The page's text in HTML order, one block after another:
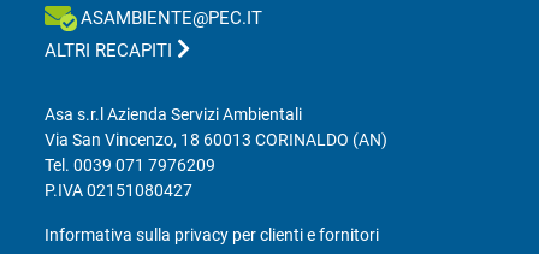
ASAMBIENTE@PEC.IT
ALTRI RECAPITI
Asa s.r.l Azienda Servizi Ambientali
Via San Vincenzo, 18 60013 CORINALDO (AN)
Tel.0039 071 7976209
P.IVA 02151080427
Informativa sulla privacy per clienti e fornitori